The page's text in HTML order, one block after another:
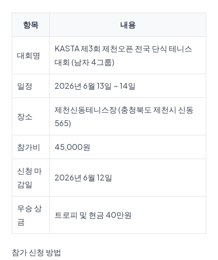
항목 내용
대회명
KASTA 제3회 제천오픈 전국 단식 테니스
대회 (남자 4그룹)
일정 2026년 6월 13일 ~ 14일
장소
제천신동테니스장 (충청북도 제천시 신동
565)
참가비 45,000원
신청 마
감일
2026년 6월 12일
우승 상
금
트로피 및 현금 40만원
참가 신청 방법